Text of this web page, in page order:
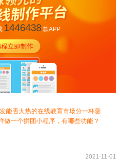
1446438款APP
能否大热的在线教育市场分一杯羹
做一个拼团小程序，有哪些功能？
2021-11-01